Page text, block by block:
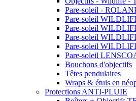
Pare-soleil -
Pare-soleil
Pare-soleil
Pare-soleil
Pare-soleil
Pare-soleil
Bouchons d'objectifs
Têtes pendulaires
Wraps & étuis en
Protections ANTI-PLUIE